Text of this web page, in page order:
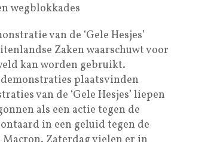
wegblokkades
van de ‘Gele Hesjes’
Zaken waarschuwt voor
kan worden gebruikt.
plaatsvinden
van de ‘Gele Hesjes’ liepen
als een actie tegen de
in een geluid tegen de